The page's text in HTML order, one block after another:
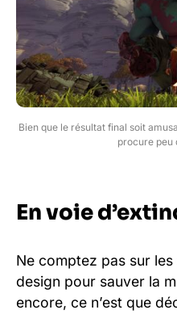
Bien que le résultat final soit
procure peu
En voie
Ne comptez pas sur
design pour sauver la
encore, ce n’est que